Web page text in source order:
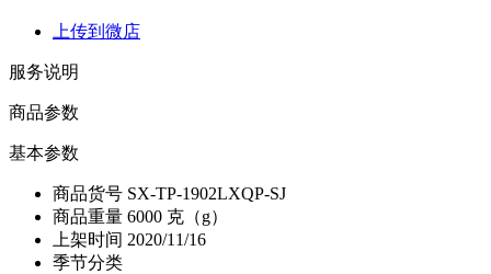
上传到微店
服务说明
商品参数
基本参数
商品货号 SX-TP-1902LXQP-SJ
商品重量 6000 克（g）
上架时间 2020/11/16
季节分类